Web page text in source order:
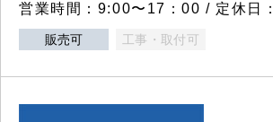
営業時間：9:00〜17：00 / 定休日
販売可 工事・取付可